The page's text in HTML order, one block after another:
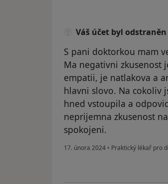
Váš účet byl odstraněn
S pani doktorkou mam
Ma negativni zkusenost
empatii, je natlakova a
hlavni slovo. Na cokoliv
hned vstoupila a
neprijemna zkusenost
spokojeni.
17. února 2024 • Praktický lékař pro